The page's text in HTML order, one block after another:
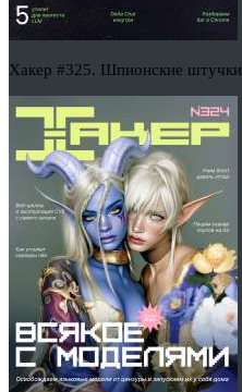
Хакер #325. Шпионские штучки